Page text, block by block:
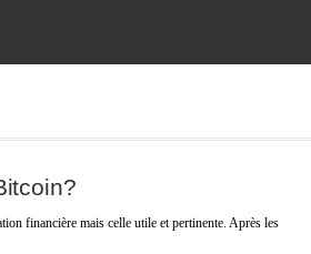
financière mais celle utile et pertinente. Après les